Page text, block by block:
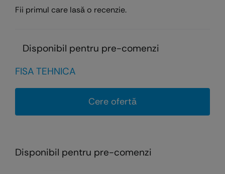
Fii primul care lasă o recenzie.
Disponibil pentru pre-comenzi
FISA TEHNICA
Cere ofertă
Disponibil pentru pre-comenzi